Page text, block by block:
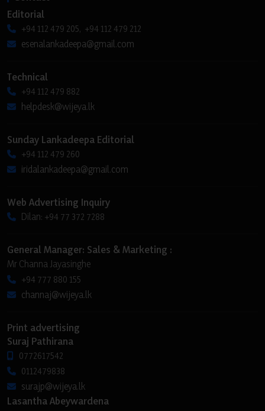
Editorial
+94 112 479 205, +94 112 479 212
esenalankadeepa@gmail.com
Technical
+94 112 479 882
helpdesk@wijeya.lk
Sunday Lankadeepa Editorial
+94 112 479 260
iridalankadeepa@gmail.com
Web Advertising Inquiry
Dilan: +94 77 372 7288
General Manager: Sales & Marketing :
Mr Channa Jayasinghe
+94 777 880 155
channaj@wijeya.lk
Print advertising
Suraj Pathirana
0772617542
0112479838
surajp@wijeya.lk
Lasantha Abeywardena